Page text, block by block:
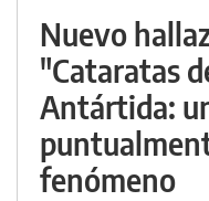
Nuevo
"Cataratas
Antártida:
fenómeno